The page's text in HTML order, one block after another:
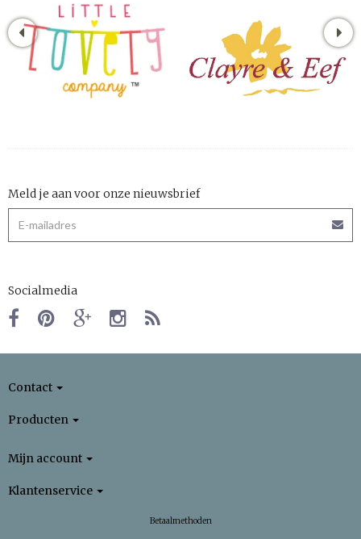
Meld je aan voor onze nieuwsbrief
Socialmedia
Contact
Producten
Mijn account
Klantenservice
Betaalmethoden